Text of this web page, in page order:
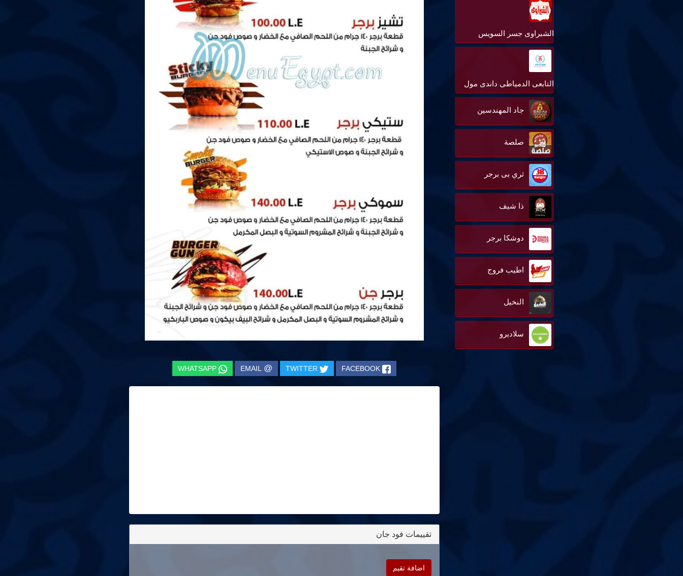
الشبراوى جسر السويس
التابعى الدمياطى داندى مول
جاد المهندسين
صلصة
ثري بى برجر
ذا شيف
دوشكا برجر
اطيب فروج
النخيل
سلاديرو
FACEBOOK
TWITTER
@
EMAIL
WHATSAPP
تقييمات فود جان
اضافة تقيم